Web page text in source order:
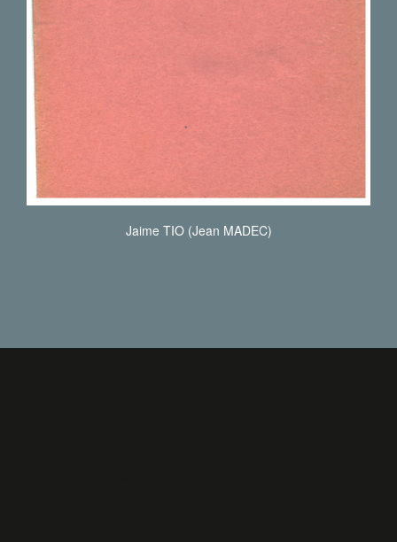
Jaime TIO (Jean MADEC)